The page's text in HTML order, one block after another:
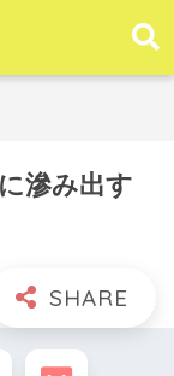
滲み出す